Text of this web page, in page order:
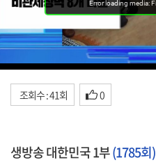
조회수 : 41회 0
생방송 대한민국 1부(1785회)